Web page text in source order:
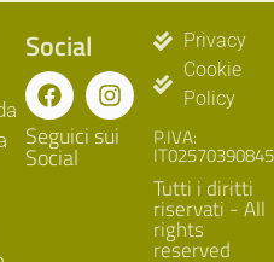
Social
Seguici sui
Social
Privacy
Cookie
Policy
P.IVA:
IT02570390845
Tutti i diritti
riservati - All
rights
reserved